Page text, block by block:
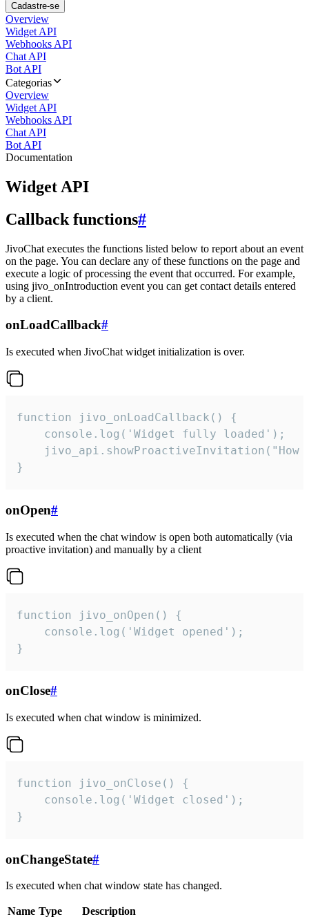
Cadastre-se
Overview
Widget API
Webhooks API
Chat API
Bot API
Categorias
Overview
Widget API
Webhooks API
Chat API
Bot API
Documentation
Widget API
Callback functions#
JivoChat executes the functions listed below to report about an event
on the page. You can declare any of these functions on the page and
execute a logic of processing the event that occurred. For example,
using jivo_onIntroduction event you can get contact details entered
by a client.
onLoadCallback#
Is executed when JivoChat widget initialization is over.
function jivo_onLoadCallback() {
    console.log('Widget fully loaded');
jivo_api.showProactiveInvitation("How
}
onOpen#
Is executed when the chat window is open both automatically (via
proactive invitation) and manually by a client
function jivo_onOpen() {
    console.log('Widget opened');
}
onClose#
Is executed when chat window is minimized.
function jivo_onClose() {
    console.log('Widget closed');
}
onChangeState#
Is executed when chat window state has changed.
Name Type Description